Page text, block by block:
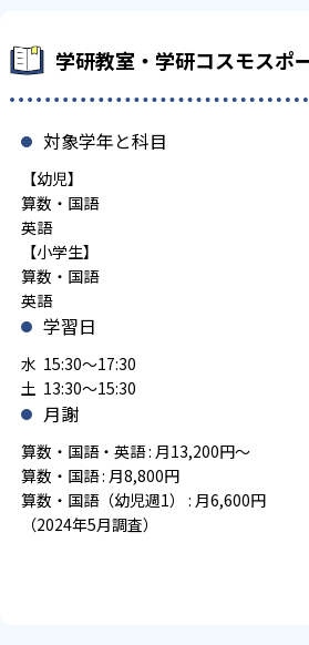
学研教室・学研コスモスポ
対象学年と科目
【幼児】
算数・国語
英語
【小学生】
算数・国語
英語
学習日
水 15:30～17:30
土 13:30～15:30
月謝
算数・国語・英語 : 月13,200円～
算数・国語 : 月8,800円
算数・国語（幼児週1） : 月6,600円
（2024年5月調査）